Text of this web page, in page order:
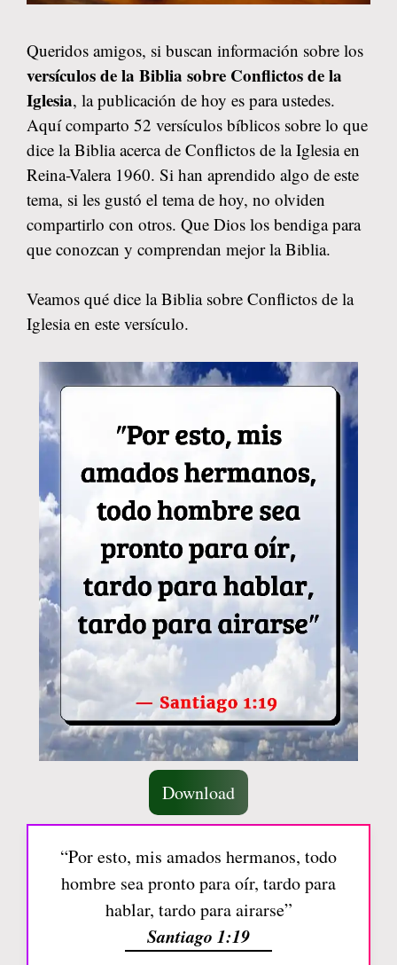
Queridos amigos, si buscan información sobre los
versículos de la Biblia sobre Conflictos de la
Iglesia, la publicación de hoy es para ustedes.
Aquí comparto 52 versículos bíblicos sobre lo que
dice la Biblia acerca de Conflictos de la Iglesia en
Reina-Valera 1960. Si han aprendido algo de este
tema, si les gustó el tema de hoy, no olviden
compartirlo con otros. Que Dios los bendiga para
que conozcan y comprendan mejor la Biblia.
Veamos qué dice la Biblia sobre Conflictos de la
Iglesia en este versículo.
Download
“Por esto, mis amados hermanos, todo
hombre sea pronto para oír, tardo para
hablar, tardo para airarse”
Santiago 1:19